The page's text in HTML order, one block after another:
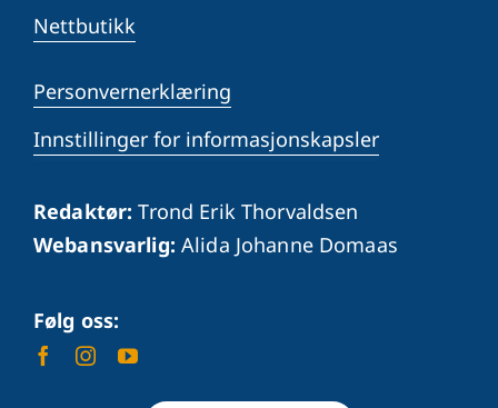
Nettbutikk
Personvernerklæring
Innstillinger for informasjonskapsler
Redaktør: Trond Erik Thorvaldsen
Webansvarlig: Alida Johanne Domaas
Følg oss: